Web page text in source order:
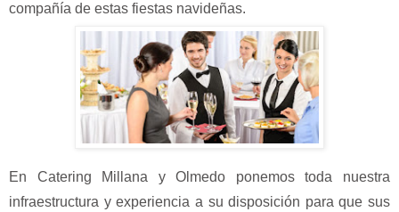
compañía de estas fiestas navideñas.
En Catering Millana y Olmedo ponemos toda nuestra
infraestructura y experiencia a su disposición para que sus